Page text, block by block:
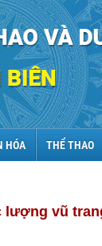
HÓA THỂ THAO
vũ